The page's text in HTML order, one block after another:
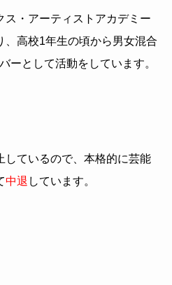
ス・アーティストアカデミー
、高校1年生の頃から男女混合
ーとして活動をしています。
しているので、本格的に芸能
中退 しています。